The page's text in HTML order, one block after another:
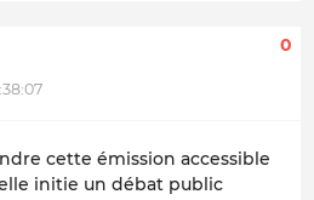
0
cette émission accessible
initie un débat public